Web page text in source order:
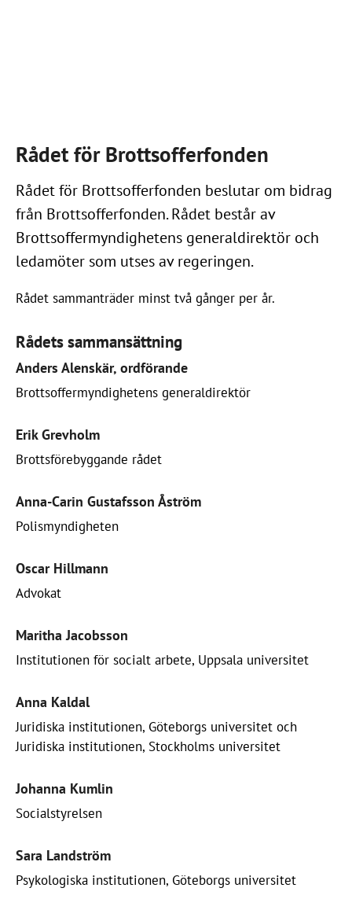
Rådet för Brottsofferfonden
Rådet för Brottsofferfonden beslutar om bidrag
från Brottsofferfonden. Rådet består av
Brottsoffermyndighetens generaldirektör och
ledamöter som utses av regeringen.
Rådet sammanträder minst två gånger per år.
Rådets sammansättning
Anders Alenskär, ordförande
Brottsoffermyndighetens generaldirektör
Erik Grevholm
Brottsförebyggande rådet
Anna-Carin Gustafsson Åström
Polismyndigheten
Oscar Hillmann
Advokat
Maritha Jacobsson
Institutionen för socialt arbete, Uppsala universitet
Anna Kaldal
Juridiska institutionen, Göteborgs universitet och
Juridiska institutionen, Stockholms universitet
Johanna Kumlin
Socialstyrelsen
Sara Landström
Psykologiska institutionen, Göteborgs universitet